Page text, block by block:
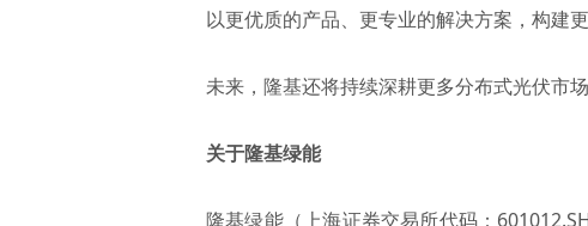
以更优质的产品、更专业的解决方案，构建
未来，隆基还将持续深耕更多分布式光伏市
关于隆基绿能
隆基绿能（上海证券交易所代码：